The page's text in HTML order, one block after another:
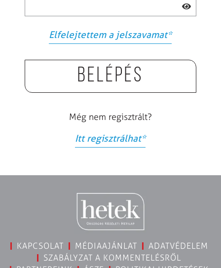
Elfelejtettem a jelszavamat*
Belépés
Még nem regisztrált?
Itt regisztrálhat*
KAPCSOLAT MÉDIAAJÁNLAT
ADATVÉDELEM
SZABÁLYZAT A KOMMENTELÉSRŐL